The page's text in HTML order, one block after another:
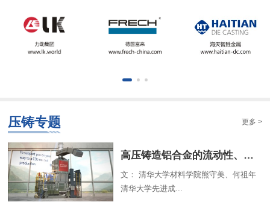
压铸专题 更多 >
​高压铸造铝合金的流动性、组织特征及解析模型（一）
文： 清华大学材料学院熊守美、何祖年
清华大学先进成...